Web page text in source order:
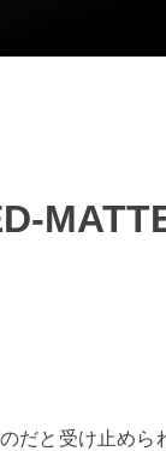
だと受け止めら